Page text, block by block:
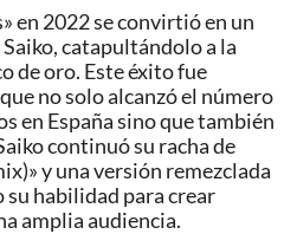
en 2022 se convirtió en un
catapultándolo a la
de oro. Este éxito fue
no solo alcanzó el número
en España sino que también
continuó su racha de
y una versión remezclada
su habilidad para crear
amplia audiencia.